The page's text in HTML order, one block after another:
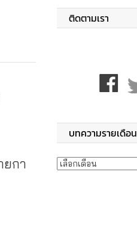
ยกา
ติดตามเรา
บทความรายเดือน
บทความรายเดือน